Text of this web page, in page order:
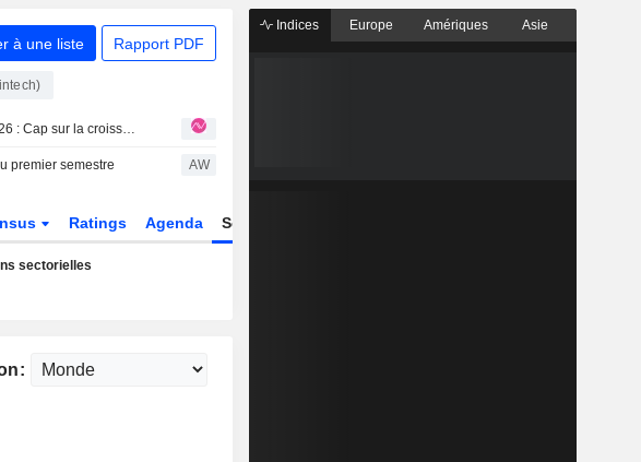
à une liste Rapport PDF
LEONTEQ AG : S1-26 : Cap sur la croissance
premier semestre AW
Ratings Agenda Secteur
sectorielles
Indices Europe Amériques Asie